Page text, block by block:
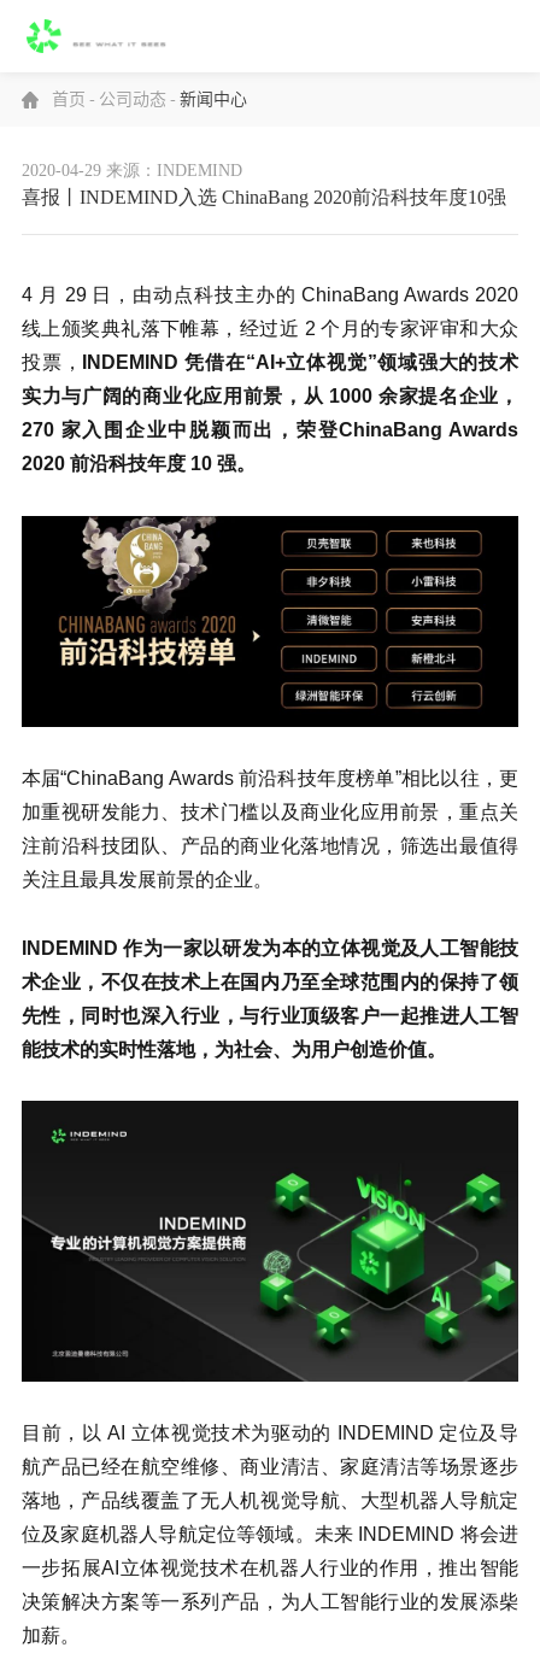
首页 - 公司动态 - 新闻中心
2020-04-29 来源：INDEMIND
喜报丨INDEMIND入选 ChinaBang 2020前沿科技年度10强
4 月 29 日，由动点科技主办的 ChinaBang Awards 2020
线上颁奖典礼落下帷幕，经过近 2 个月的专家评审和大众
投票，
INDEMIND 凭借在“AI+立体视觉”领域强大的技术
实力与广阔的商业化应用前景，从 1000 余家提名企业，
270 家入围企业中脱颖而出，荣登ChinaBang Awards
2020 前沿科技年度 10 强。
本届“ChinaBang Awards 前沿科技年度榜单”相比以往，更
加重视研发能力、技术门槛以及商业化应用前景，重点关
注前沿科技团队、产品的商业化落地情况，筛选出最值得
关注且最具发展前景的企业。
INDEMIND 作为一家以研发为本的立体视觉及人工智能技
术企业，不仅在技术上在国内乃至全球范围内的保持了领
先性，同时也深入行业，与行业顶级客户一起推进人工智
能技术的实时性落地，为社会、为用户创造价值。
目前，以 AI 立体视觉技术为驱动的 INDEMIND 定位及导
航产品已经在航空维修、商业清洁、家庭清洁等场景逐步
落地，产品线覆盖了无人机视觉导航、大型机器人导航定
位及家庭机器人导航定位等领域。未来 INDEMIND 将会进
一步拓展AI立体视觉技术在机器人行业的作用，推出智能
决策解决方案等一系列产品，为人工智能行业的发展添柴
加薪。